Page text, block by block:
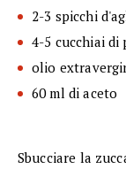
2-3 spicchi
4-5 cucchiai
olio
60 ml di aceto
Sbucciare la